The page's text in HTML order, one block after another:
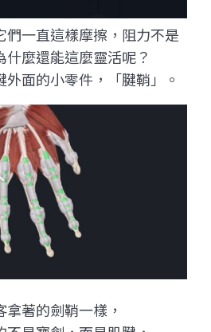
們一直這樣摩擦，阻力不是
麼還能這麼靈活呢？
面的小零件，「腱鞘」。
著的劍鞘一樣，